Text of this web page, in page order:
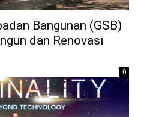
Bangunan (GSB)
dan Renovasi
0